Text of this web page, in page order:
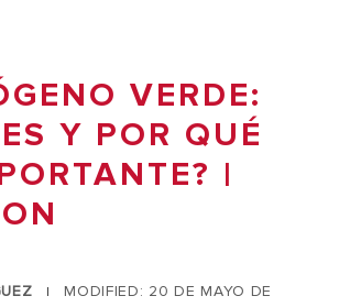
VERDE:
Y POR QUÉ
|
|
MODIFIED: 20 DE MAYO DE